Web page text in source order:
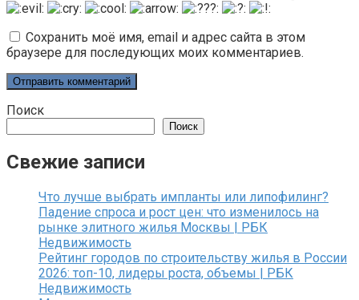
Сохранить моё имя, email и адрес сайта в этом
браузере для последующих моих комментариев.
Поиск
Поиск
Свежие записи
Что лучше выбрать импланты или липофилинг?
Падение спроса и рост цен: что изменилось на
рынке элитного жилья Москвы | РБК
Недвижимость
Рейтинг городов по строительству жилья в России
2026: топ-10, лидеры роста, объемы | РБК
Недвижимость